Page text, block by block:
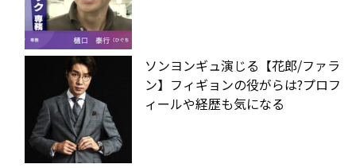
ソンヨンギュ演じる【花郎/ファラ
ン】フィギョンの役がらは?プロフ
ィールや経歴も気になる